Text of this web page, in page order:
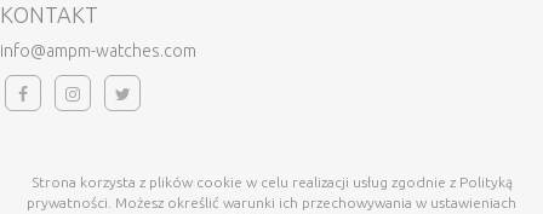
KONTAKT
info@ampm-watches.com
Strona korzysta z plików cookie w celu realizacji usług zgodnie z Polityką
prywatności. Możesz określić warunki ich przechowywania w ustawieniach